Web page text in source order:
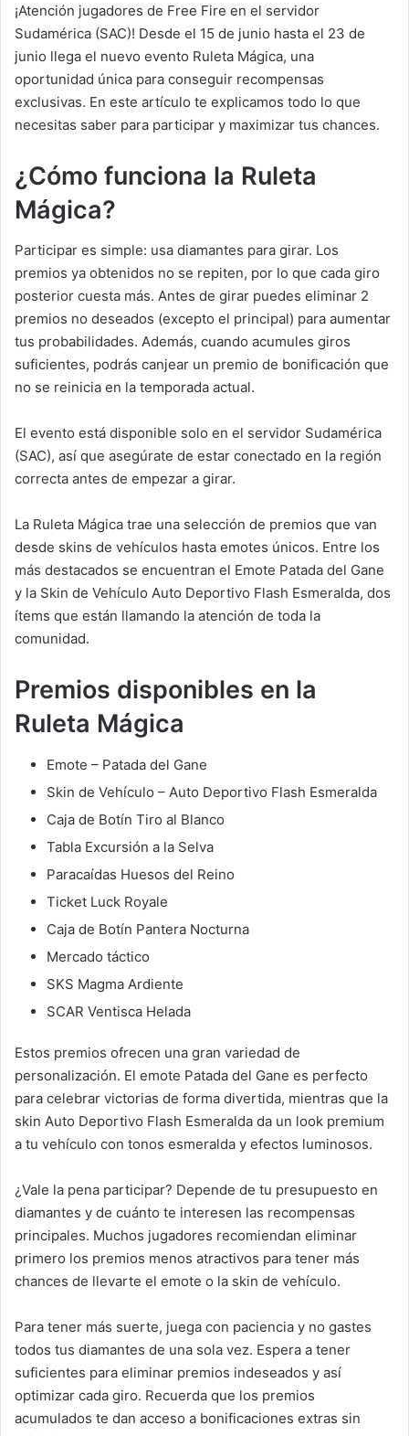
¡Atención jugadores de Free Fire en el servidor
Sudamérica (SAC)! Desde el 15 de junio hasta el 23 de
junio llega el nuevo evento Ruleta Mágica, una
oportunidad única para conseguir recompensas
exclusivas. En este artículo te explicamos todo lo que
necesitas saber para participar y maximizar tus chances.
¿Cómo funciona la Ruleta
Mágica?
Participar es simple: usa diamantes para girar. Los
premios ya obtenidos no se repiten, por lo que cada giro
posterior cuesta más. Antes de girar puedes eliminar 2
premios no deseados (excepto el principal) para aumentar
tus probabilidades. Además, cuando acumules giros
suficientes, podrás canjear un premio de bonificación que
no se reinicia en la temporada actual.
El evento está disponible solo en el servidor Sudamérica
(SAC), así que asegúrate de estar conectado en la región
correcta antes de empezar a girar.
La Ruleta Mágica trae una selección de premios que van
desde skins de vehículos hasta emotes únicos. Entre los
más destacados se encuentran el Emote Patada del Gane
y la Skin de Vehículo Auto Deportivo Flash Esmeralda, dos
ítems que están llamando la atención de toda la
comunidad.
Premios disponibles en la
Ruleta Mágica
Emote – Patada del Gane
Skin de Vehículo – Auto Deportivo Flash Esmeralda
Caja de Botín Tiro al Blanco
Tabla Excursión a la Selva
Paracaídas Huesos del Reino
Ticket Luck Royale
Caja de Botín Pantera Nocturna
Mercado táctico
SKS Magma Ardiente
SCAR Ventisca Helada
Estos premios ofrecen una gran variedad de
personalización. El emote Patada del Gane es perfecto
para celebrar victorias de forma divertida, mientras que la
skin Auto Deportivo Flash Esmeralda da un look premium
a tu vehículo con tonos esmeralda y efectos luminosos.
¿Vale la pena participar? Depende de tu presupuesto en
diamantes y de cuánto te interesen las recompensas
principales. Muchos jugadores recomiendan eliminar
primero los premios menos atractivos para tener más
chances de llevarte el emote o la skin de vehículo.
Para tener más suerte, juega con paciencia y no gastes
todos tus diamantes de una sola vez. Espera a tener
suficientes para eliminar premios indeseados y así
optimizar cada giro. Recuerda que los premios
acumulados te dan acceso a bonificaciones extras sin